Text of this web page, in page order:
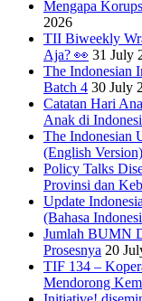
Mengapa
2026
TII Biweekly
Aja? 👀 31 July
The Indonesian
Batch 4 30 July
Catatan Hari
Anak di
The Indonesian
(English Version)
Policy Talks
Provinsi dan
Update
(Bahasa
Jumlah BUMN
Prosesnya 20
TIF 134 –
Mendorong